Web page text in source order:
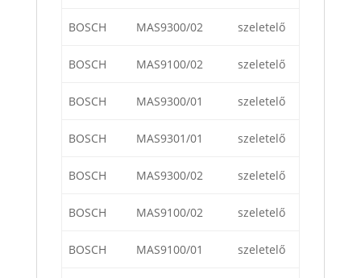
BOSCH MAS9300/02 szeletelő
BOSCH MAS9100/02 szeletelő
BOSCH MAS9300/01 szeletelő
BOSCH MAS9301/01 szeletelő
BOSCH MAS9300/02 szeletelő
BOSCH MAS9100/02 szeletelő
BOSCH MAS9100/01 szeletelő